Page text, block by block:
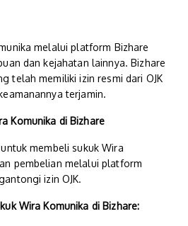
melalui platform Bizhare
dan kejahatan lainnya. Bizhare
telah memiliki izin resmi dari OJK
terjamin.
Komunika di Bizhare
membeli sukuk Wira
pembelian melalui platform
izin OJK.
Wira Komunika di Bizhare: